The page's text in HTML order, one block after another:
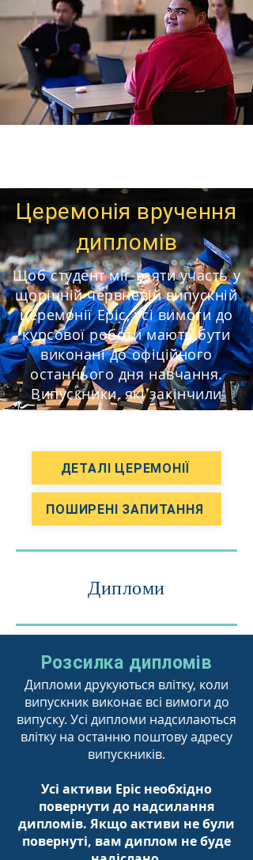
Церемонія вручення
дипломів
Щоб студент міг взяти участь у
щорічній червневій випускній
церемонії Epic, усі вимоги до
курсової роботи мають бути
виконані до офіційного
останнього дня навчання.
Випускники, які закінчили
школу достроково, можуть
ДЕТАЛІ ЦЕРЕМОНІЇ
ПОШИРЕНІ ЗАПИТАННЯ
Дипломи
Розсилка дипломів
Дипломи друкуються влітку, коли
випускник виконає всі вимоги до
випуску. Усі дипломи надсилаються
влітку на останню поштову адресу
випускників.
Усі активи Epic необхідно
повернути до надсилання
дипломів. Якщо активи не були
повернуті, вам диплом не буде